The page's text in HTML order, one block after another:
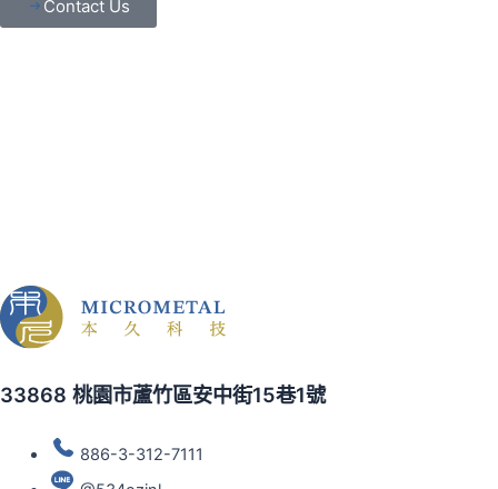
Contact Us
33868 桃園市蘆竹區安中街15巷1號
886-3-312-7111